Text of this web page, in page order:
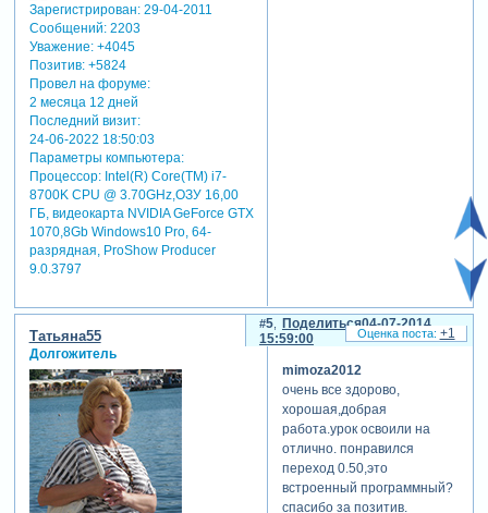
Зарегистрирован: 29-04-2011
Сообщений:2203
Уважение: +4045
Позитив: +5824
Провел на форуме:
2 месяца 12 дней
Последний визит:
24-06-2022 18:50:03
Параметры компьютера:
Процессор: Intel(R) Core(TM) i7-
8700K CPU @ 3.70GHz,ОЗУ 16,00
ГБ, видеокарта NVIDIA GeForce GTX
1070,8Gb Windows10 Pro, 64-
разрядная, ProShow Producer
9.0.3797
Поделиться
5
04-07-2014
15:59:00
Татьяна55
Долгожитель
mimoza2012
очень все здорово,
хорошая,добрая
работа.урок освоили на
отлично. понравился
переход 0.50,это
встроенный программный?
спасибо за позитив.
+1